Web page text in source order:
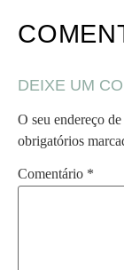
DEIXE UM
O seu endereço
obrigatórios
Comentário *